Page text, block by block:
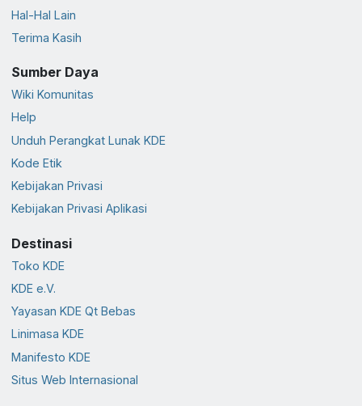
Hal-Hal Lain
Terima Kasih
Sumber Daya
Wiki Komunitas
Help
Unduh Perangkat Lunak KDE
Kode Etik
Kebijakan Privasi
Kebijakan Privasi Aplikasi
Destinasi
Toko KDE
KDE e.V.
Yayasan KDE Qt Bebas
Linimasa KDE
Manifesto KDE
Situs Web Internasional